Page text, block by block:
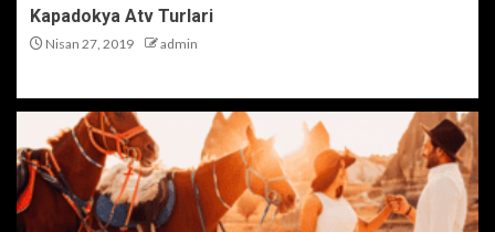
Kapadokya Atv Turlari
Nisan 27, 2019 admin